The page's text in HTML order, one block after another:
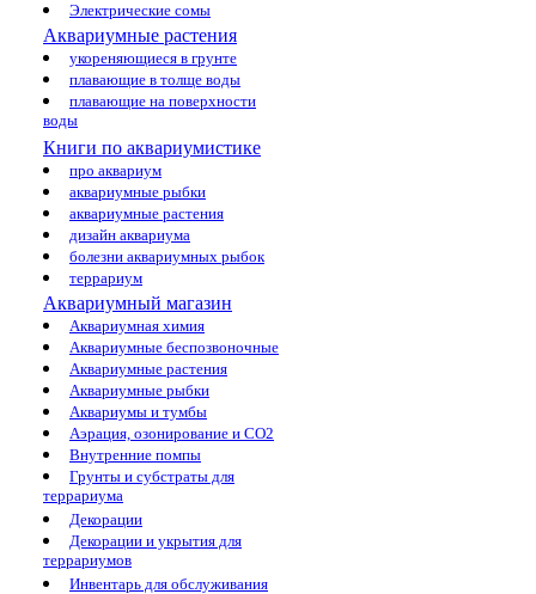
Электрические сомы
Аквариумные растения
укореняющиеся в грунте
плавающие в толще воды
плавающие на поверхности
воды
Книги по аквариумистике
про аквариум
аквариумные рыбки
аквариумные растения
дизайн аквариума
болезни аквариумных рыбок
террариум
Аквариумный магазин
Аквариумная химия
Аквариумные беспозвоночные
Аквариумные растения
Аквариумные рыбки
Аквариумы и тумбы
Аэрация, озонирование и CO2
Внутренние помпы
Грунты и субстраты для
террариума
Декорации
Декорации и укрытия для
террариумов
Инвентарь для обслуживания